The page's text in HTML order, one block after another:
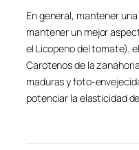
En general, mantener
mantener un mejor
el Licopeno del tomate),
Carotenos de la
maduras y foto-
potenciar la elasticidad